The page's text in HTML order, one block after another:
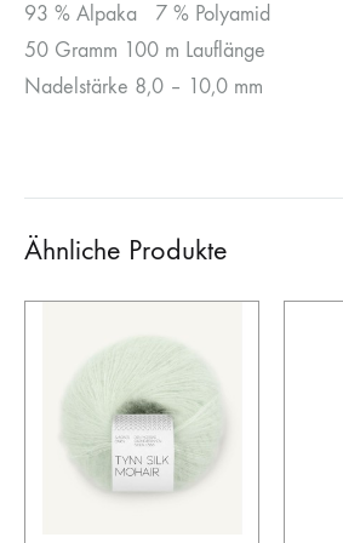
93 % Alpaka 7 % Polyamid
50 Gramm 100 m Lauflänge
Nadelstärke 8,0 – 10,0 mm
Ähnliche Produkte